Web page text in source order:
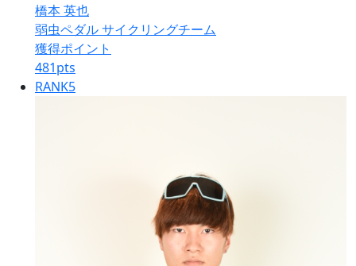
橋本 英也
弱虫ペダル サイクリングチーム
獲得ポイント
481pts
RANK5